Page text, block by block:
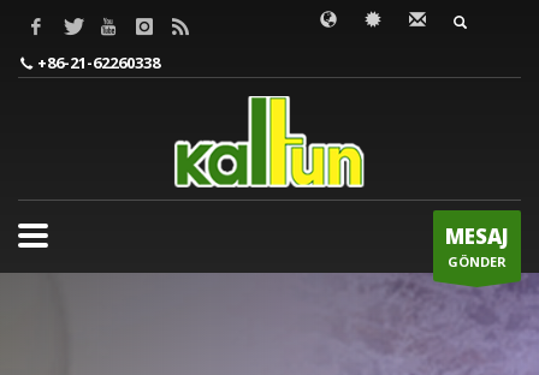
ARANACAK KELİMEYİ GİRİN
+86-21-62260338
MESAJ
GÖNDER